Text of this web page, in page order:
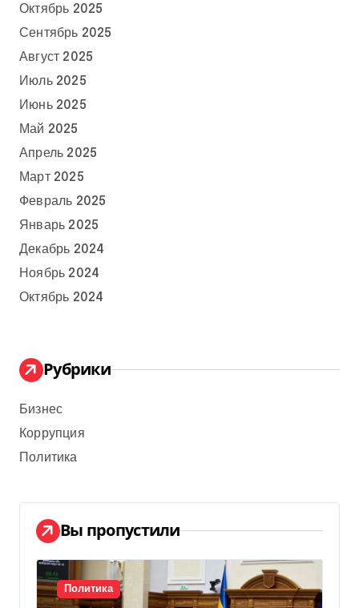
Октябрь 2025
Сентябрь 2025
Август 2025
Июль 2025
Июнь 2025
Май 2025
Апрель 2025
Март 2025
Февраль 2025
Январь 2025
Декабрь 2024
Ноябрь 2024
Октябрь 2024
Рубрики
Бизнес
Коррупция
Политика
Вы пропустили
Политика